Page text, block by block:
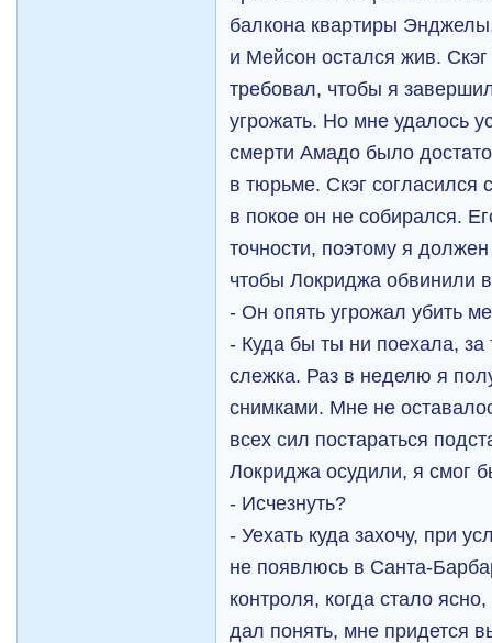
балкона квартиры
и Мейсон остался жив.
требовал, чтобы я
угрожать. Но мне удалось
смерти Амадо было
в тюрьме. Скэг согласился
в покое он не собирался.
точности, поэтому я
чтобы Локриджа обвинили
- Он опять угрожал убить
- Куда бы ты ни поехала, за
слежка. Раз в неделю я
снимками. Мне не
всех сил постараться
Локриджа осудили, я смог
- Исчезнуть?
- Уехать куда захочу, при
не появлюсь в Санта-
контроля, когда стало
дал понять, мне придется